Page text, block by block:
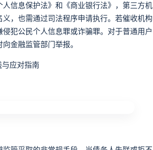
信息保护法》和《商业银行法》，第三方机
，也需通过司法程序申请执行。若催收机构
犯公民个人信息罪或诈骗罪。对于普通用户
金融监管部门举报。
应对指南